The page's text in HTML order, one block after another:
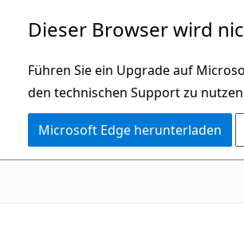
Dieser Browser wird
Führen Sie ein Upgrade auf
den technischen Support zu
Microsoft Edge herunterladen